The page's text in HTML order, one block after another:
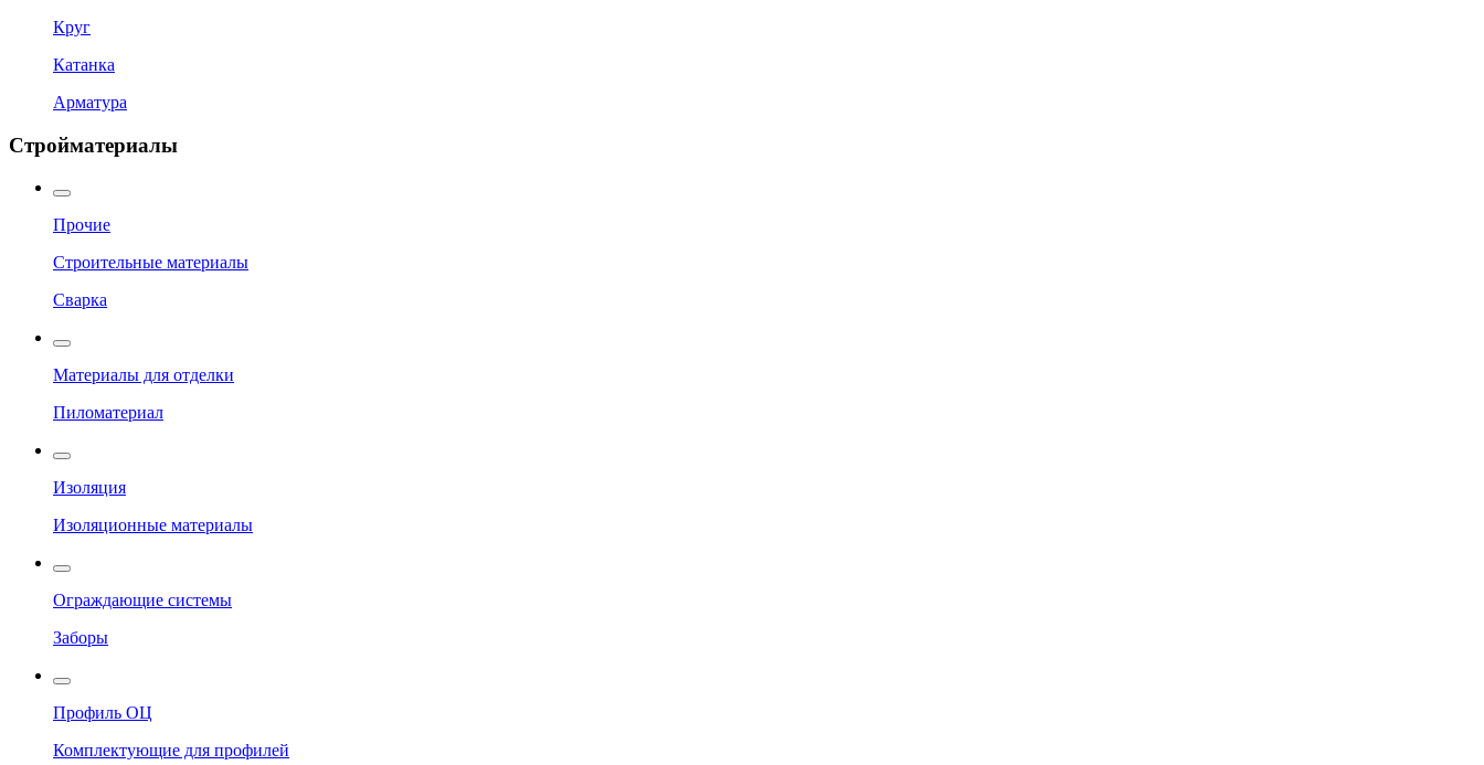
Круг
Катанка
Арматура
Стройматериалы
Прочие
Строительные материалы
Сварка
Материалы для отделки
Пиломатериал
Изоляция
Изоляционные материалы
Ограждающие системы
Заборы
Профиль ОЦ
Комплектующие для профилей